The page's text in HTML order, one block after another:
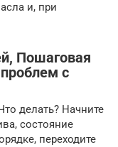
и, при
Пошаговая
с
делать? Начните
состояние
переходите